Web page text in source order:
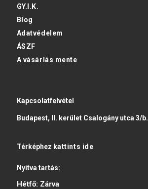
GY.I.K.
Blog
Adatvédelem
ÁSZF
A vásárlás mente
Kapcsolatfelvétel
Budapest, II. kerület Csalogány utca 3/b.
Térképhez kattints ide
Nyitva tartás:
Hétfő: Zárva